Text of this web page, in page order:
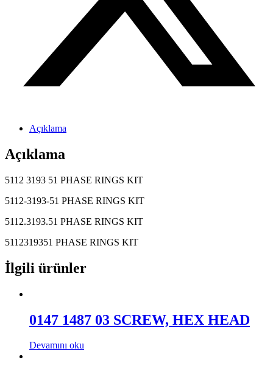
Açıklama
Açıklama
5112 3193 51 PHASE RINGS KIT
5112-3193-51 PHASE RINGS KIT
5112.3193.51 PHASE RINGS KIT
5112319351 PHASE RINGS KIT
İlgili ürünler
0147 1487 03 SCREW, HEX HEAD
Devamını oku